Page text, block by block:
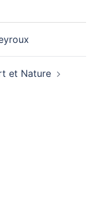
et Nature